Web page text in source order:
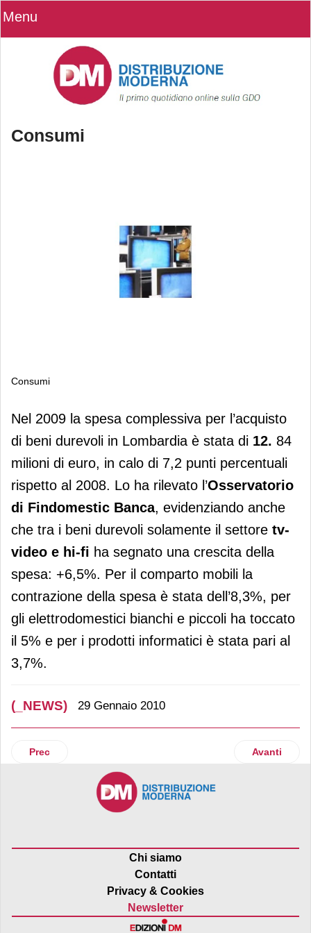
Menu
Consumi
Consumi
Consumi
Nel 2009 la spesa complessiva per l’acquisto
di beni durevoli in Lombardia è stata di 12. 84
milioni di euro, in calo di 7,2 punti percentuali
rispetto al 2008. Lo ha rilevato l’Osservatorio
di Findomestic Banca, evidenziando anche
che tra i beni durevoli solamente il settore tv-
video e hi-fi ha segnato una crescita della
spesa: +6,5%. Per il comparto mobili la
contrazione della spesa è stata dell’8,3%, per
gli elettrodomestici bianchi e piccoli ha toccato
il 5% e per i prodotti informatici è stata pari al
3,7%.
(_NEWS) 29 Gennaio 2010
Articolo precedente: Kimberly-Clark
Prec Articolo
Avanti
Chi siamo
Contatti
Privacy & Cookies
Newsletter